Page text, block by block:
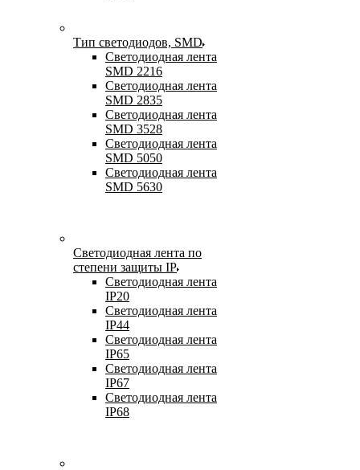
Тип светодиодов, SMD
Cветодиодная лента
SMD 2216
Светодиодная лента
SMD 2835
Светодиодная лента
SMD 3528
Светодиодная лента
SMD 5050
Светодиодная лента
SMD 5630
Светодиодная лента по
степени защиты IP
Светодиодная лента
IP20
Светодиодная лента
IP44
Светодиодная лента
IP65
Светодиодная лента
IP67
Светодиодная лента
IP68